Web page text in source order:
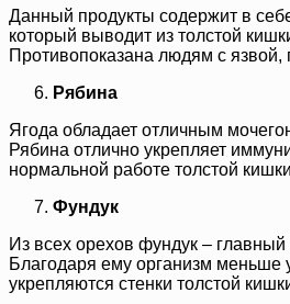
Данный продукты содержит в
который выводит из толстой
Противопоказана людям с язвой,
Рябина
Ягода обладает отличным
Рябина отлично укрепляет
нормальной работе толстой
Фундук
Из всех орехов фундук –
Благодаря ему организм меньше
укрепляются стенки толстой